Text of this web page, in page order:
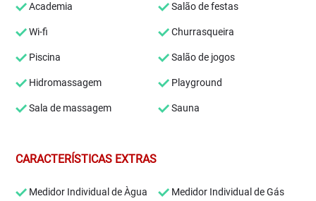
Academia Salão de festas
Wi-fi Churrasqueira
Piscina Salão de jogos
Hidromassagem Playground
Sala de massagem Sauna
CARACTERÍSTICAS EXTRAS
Medidor Individual de Àgua Medidor Individual de Gás